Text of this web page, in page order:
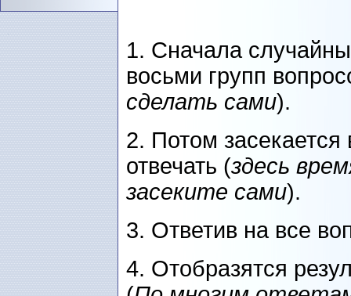
1. Сначала
восьми групп
сделать сами).
2. Потом
отвечать (здесь
засеките сами).
3. Ответив на все
4. Отобразятся